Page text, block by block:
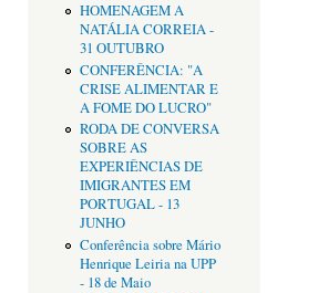
HOMENAGEM A
NATÁLIA CORREIA -
31 OUTUBRO
CONFERÊNCIA: "A
CRISE ALIMENTAR E
A FOME DO LUCRO"
RODA DE CONVERSA
SOBRE AS
EXPERIÊNCIAS DE
IMIGRANTES EM
PORTUGAL - 13
JUNHO
Conferência sobre Mário
Henrique Leiria na UPP
- 18 de Maio